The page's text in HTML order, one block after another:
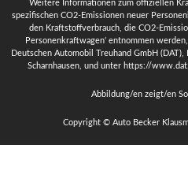
Weitere Informationen zum offiziellen
spezifischen CO2-Emissionen neuer
den Kraftstoffverbrauch, die CO2-
Personenkraftwagen‘ entnommen
Deutschen Automobil Treuhand GmbH
Scharnhausen, und unter https://
Abbildung/en zeigt/en
Copyright © Auto Becker